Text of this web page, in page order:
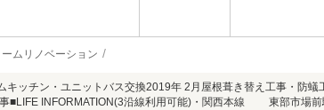
ームリノベーション
キッチン・ユニットバス交換2019年 2月屋根葺き替え工事・防
事■LIFE INFORMATION(3沿線利用可能)・関西本線 東部市場